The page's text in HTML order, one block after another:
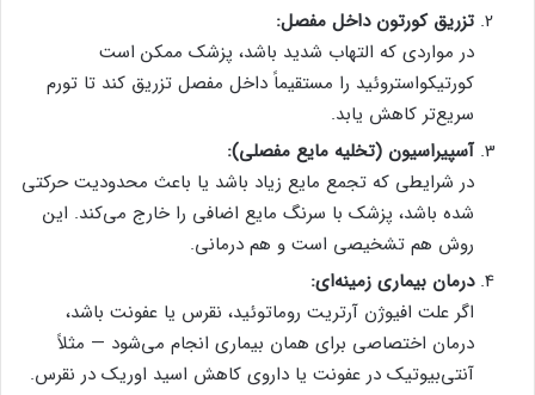
تزریق کورتون داخل مفصل:
در مواردی که التهاب شدید باشد، پزشک ممکن است
کورتیکواستروئید را مستقیماً داخل مفصل تزریق کند تا تورم
سریع‌تر کاهش یابد.
آسپیراسیون (تخلیه مایع مفصلی):
در شرایطی که تجمع مایع زیاد باشد یا باعث محدودیت حرکتی
شده باشد، پزشک با سرنگ مایع اضافی را خارج می‌کند. این
روش هم تشخیصی است و هم درمانی.
درمان بیماری زمینه‌ای:
اگر علت افیوژن آرتریت روماتوئید، نقرس یا عفونت باشد،
درمان اختصاصی برای همان بیماری انجام می‌شود — مثلاً
آنتی‌بیوتیک در عفونت یا داروی کاهش اسید اوریک در نقرس.